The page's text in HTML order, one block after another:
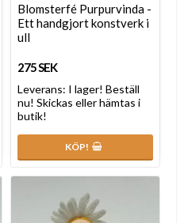
Blomsterfé Purpurvinda -
Ett handgjort konstverk i
ull
275 SEK
Leverans: I lager! Beställ
nu! Skickas eller hämtas i
butik!
KÖP!